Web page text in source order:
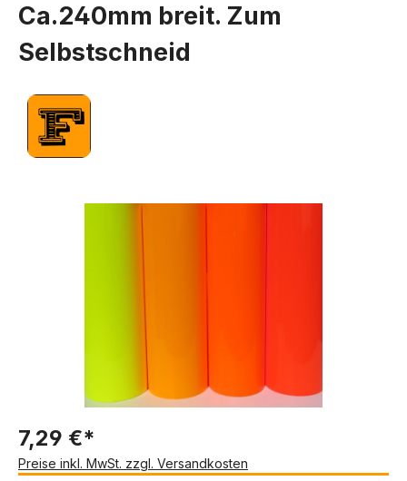
Ca.240mm breit. Zum
Selbstschneid
Bildergalerie überspringen
7,29 €*
Preise inkl. MwSt. zzgl. Versandkosten